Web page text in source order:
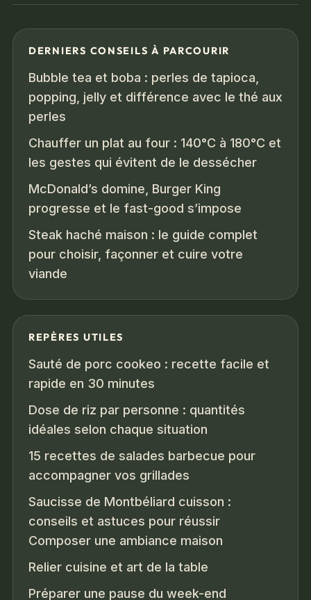
DERNIERS CONSEILS À PARCOURIR
Bubble tea et boba : perles de tapioca,
popping, jelly et différence avec le thé aux
perles
Chauffer un plat au four : 140°C à 180°C et
les gestes qui évitent de le dessécher
McDonald’s domine, Burger King
progresse et le fast-good s’impose
Steak haché maison : le guide complet
pour choisir, façonner et cuire votre
viande
REPÈRES UTILES
Sauté de porc cookeo : recette facile et
rapide en 30 minutes
Dose de riz par personne : quantités
idéales selon chaque situation
15 recettes de salades barbecue pour
accompagner vos grillades
Saucisse de Montbéliard cuisson :
conseils et astuces pour réussir
Composer une ambiance maison
Relier cuisine et art de la table
Préparer une pause du week-end